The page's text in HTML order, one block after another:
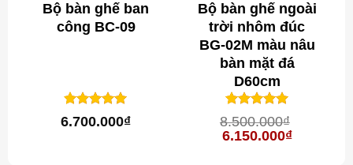
Bộ bàn ghế ban
công BC-09
5 trên 5
dựa trên
1
6.700.000₫
Bộ bàn ghế ngoài
trời nhôm đúc
BG-02M màu nâu
bàn mặt đá
D60cm
5 trên 5
dựa trên
1
đánh giá
8.500.000₫
Giá
6.150.000₫Giá